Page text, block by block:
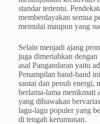
standar tertentu.
memberdayakan semua
memulai maupun yang
Selain menjadi ajang
juga dimeriahkan
asal Pangandaran yaitu
Penampilan band-band
santai dan penuh energi,
berlama-lama menikmati
yang dibawakan
lagu-lagu populer yang
di tengah kerumunan.